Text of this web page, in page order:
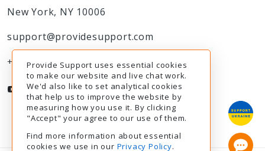
New York, NY 10006
support@providesupport.com
+1-888-777-9930
Provide Support uses essential cookies
to make our website and live chat work.
We'd also like to set analytical cookies
that help us to improve the website by
measuring how you use it. By clicking
"Accept" your agree to our use of them.
Find more information about essential
cookies we use in our Privacy Policy.